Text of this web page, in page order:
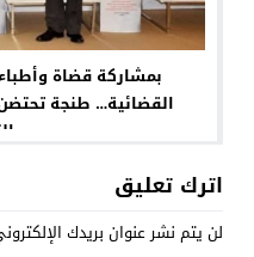
بمشاركة قضاة
القضائية… طنجة
اترك تعليق
لن يتم نشر عنوان بريدك